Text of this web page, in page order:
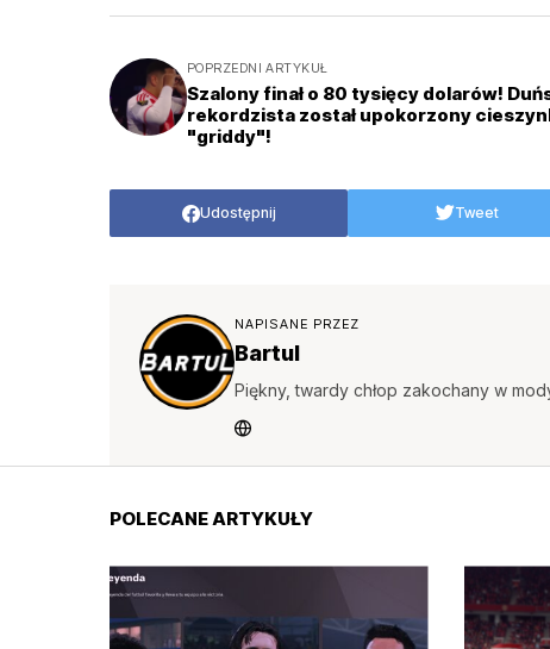
POPRZEDNI ARTYKUŁ
Szalony finał o 80 tysięcy dolarów!
rekordzista został upokorzony
"griddy"!
Udostępnij Tweet
NAPISANE PRZEZ
Bartul
Piękny, twardy chłop zakochany w
POLECANE ARTYKUŁY